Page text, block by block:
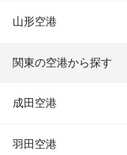
山形空港
関東の空港から探す
成田空港
羽田空港